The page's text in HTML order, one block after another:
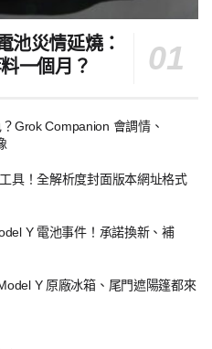
池災情延燒：
一個月？
Grok Companion 會調情、
具！全解析度封面版本網址格式
Y 電池事件！承諾換新、補
Y 原廠冰箱、尾門遮陽篷都來